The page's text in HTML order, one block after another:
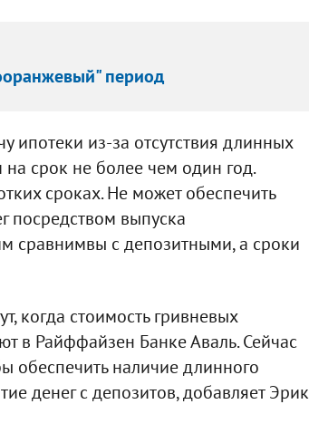
период
ипотеки из-за отсутствия длинных
срок не более чем один год.
сроках. Не может обеспечить
посредством выпуска
сравнимвы с депозитными, а сроки
когда стоимость гривневых
в Райффайзен Банке Аваль. Сейчас
обеспечить наличие длинного
денег с депозитов, добавляет Эрик